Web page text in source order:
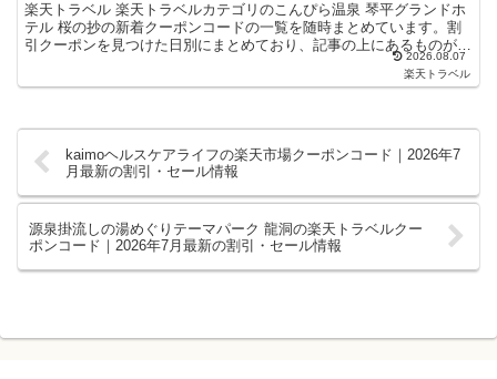
楽天トラベル 楽天トラベルカテゴリのこんぴら温泉 琴平グランドホ
テル 桜の抄の新着クーポンコードの一覧を随時まとめています。割
引クーポンを見つけた日別にまとめており、記事の上にあるものが最
新の割引クーポンになります。ホテル・旅館宿泊の予約な...2026.08.07
楽天トラベル
kaimoヘルスケアライフの楽天市場クーポンコード｜2026年7
月最新の割引・セール情報
源泉掛流しの湯めぐりテーマパーク 龍洞の楽天トラベルクー
ポンコード｜2026年7月最新の割引・セール情報